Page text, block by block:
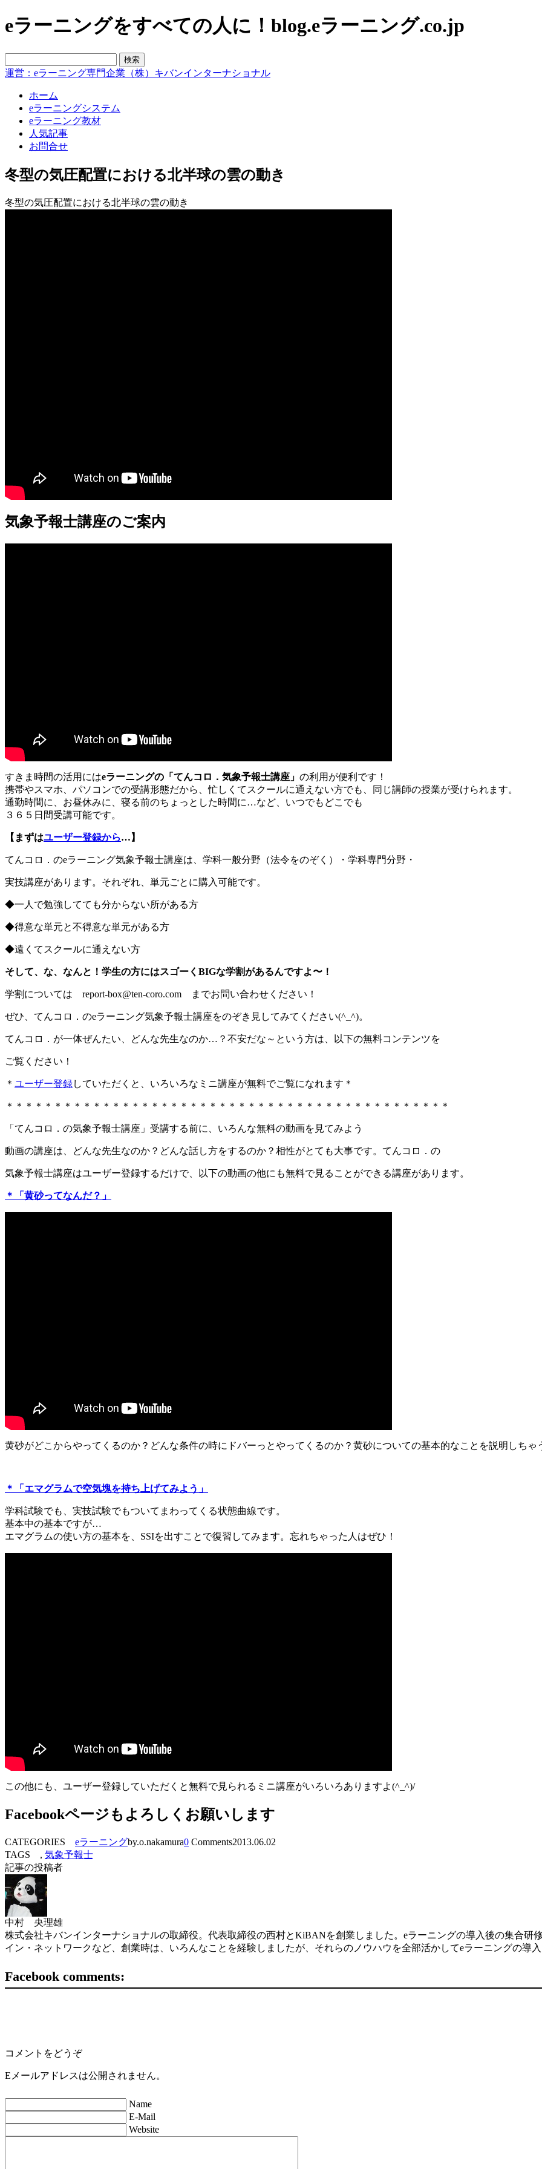
eラーニングをすべての人に！blog.eラーニング.co.jp
運営：eラーニング専門企業（株）キバンインターナショナル
ホーム
eラーニングシステム
eラーニング教材
人気記事
お問合せ
冬型の気圧配置における北半球の雲の動き
冬型の気圧配置における北半球の雲の動き
気象予報士講座のご案内
すきま時間の活用にはeラーニングの「てんコロ．気象予報士講座」 の利用が便利です！
携帯やスマホ、パソコンでの受講形態だから、忙しくてスクールに通えない方でも、同じ講師の授業が受けられます。
通勤時間に、お昼休みに、寝る前のちょっとした時間に…など、いつでもどこでも
３６５日間受講可能です。
【まずはユーザー登録から…】
てんコロ．のeラーニング気象予報士講座は、学科一般分野（法令をのぞく）・学科専門分野・
実技講座があります。それぞれ、単元ごとに購入可能です。
◆一人で勉強してても分からない所がある方
◆得意な単元と不得意な単元がある方
◆遠くてスクールに通えない方
そして、な、なんと！学生の方にはスゴーくBIGな学割があるんですよ〜！
学割については report-box@ten-coro.com までお問い合わせください！
ぜひ、てんコロ．のeラーニング気象予報士講座をのぞき見してみてください(^_^)。
てんコロ．が一体ぜんたい、どんな先生なのか…？不安だな～という方は、以下の無料コンテンツを
ご覧ください！
＊ ユーザー登録していただくと、いろいろなミニ講座が無料でご覧になれます＊
＊＊＊＊＊＊＊＊＊＊＊＊＊＊＊＊＊＊＊＊＊＊＊＊＊＊＊＊＊＊＊＊＊＊＊＊＊＊＊＊＊＊＊＊＊＊
「てんコロ．の気象予報士講座」受講する前に、いろんな無料の動画を見てみよう
動画の講座は、どんな先生なのか？どんな話し方をするのか？相性がとても大事です。てんコロ．の
気象予報士講座はユーザー登録するだけで、以下の動画の他にも無料で見ることができる講座があります。
＊「黄砂ってなんだ？」
黄砂がどこからやってくるのか？どんな条件の時にドバーっとやってくるのか？黄砂についての基本的なことを説明しちゃ
＊「エマグラムで空気塊を持ち上げてみよう」
学科試験でも、実技試験でもついてまわってくる状態曲線です。
基本中の基本ですが…
エマグラムの使い方の基本を、SSIを出すことで復習してみます。忘れちゃった人はぜひ！
この他にも、ユーザー登録していただくと無料で見られるミニ講座がいろいろありますよ(^_^)/
Facebookページもよろしくお願いします
CATEGORIES eラーニングby.o.nakamura0 Comments2013.06.02
TAGS , 気象予報士
記事の投稿者
中村 央理雄
株式会社キバンインターナショナルの取締役。代表取締役の西村とKiBANを創業しました。eラーニングの導入後の集合研
イン・ネットワークなど、創業時は、いろんなことを経験しましたが、それらのノウハウを全部活かしてeラーニングの導入
Facebook comments:
コメントをどうぞ
Eメールアドレスは公開されません。
Name
E-Mail
Website